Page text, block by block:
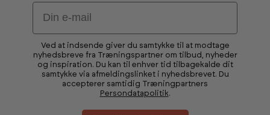
Email
Ved at indsende giver du samtykke til at modtage
nyhedsbreve fra Træningspartner om tilbud, nyheder
og inspiration. Du kan til enhver tid tilbagekalde dit
samtykke via afmeldingslinket i nyhedsbrevet. Du
accepterer samtidig Træningpartners
Persondatapolitik.